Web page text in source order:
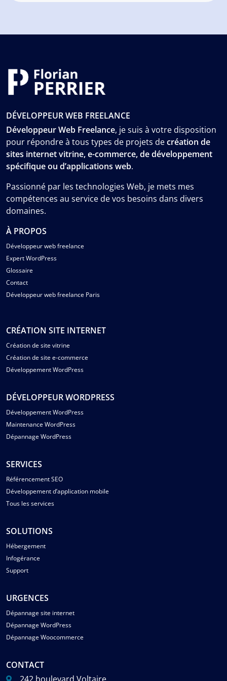
DÉVELOPPEUR WEB FREELANCE
Développeur Web Freelance, je suis à votre disposition
pour répondre à tous types de projets decréation de
sites internet vitrine, e-commerce, de développement
spécifique ou d’applications web.
Passionné par les technologies Web, je mets mes
compétences au service de vos besoins dans divers
domaines.
À PROPOS
Développeur web freelance
Expert WordPress
Glossaire
Contact
Développeur web freelance Paris
CRÉATION SITE INTERNET
Création de site vitrine
Création de site e-commerce
Développement WordPress
DÉVELOPPEUR WORDPRESS
Développement WordPress
Maintenance WordPress
Dépannage WordPress
SERVICES
Référencement SEO
Développement d’application mobile
Tous les services
SOLUTIONS
Hébergement
Infogérance
Support
URGENCES
Dépannage site internet
Dépannage WordPress
Dépannage Woocommerce
CONTACT